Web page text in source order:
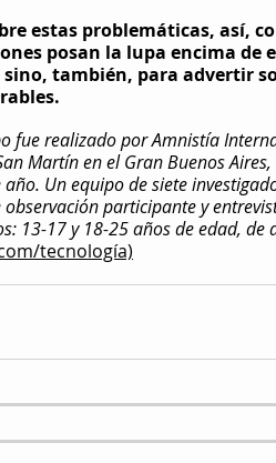
estas problemáticas, así,
posan la lupa encima de
también, para advertir
fue realizado por Amnistía
Martín en el Gran Buenos
Un equipo de siete
participante y
13-17 y 18-25 años de edad, de
tecnología)